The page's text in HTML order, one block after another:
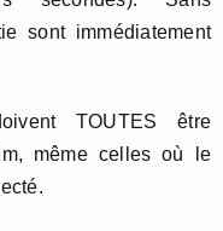
sont immédiatement
TOUTES être
même celles où le